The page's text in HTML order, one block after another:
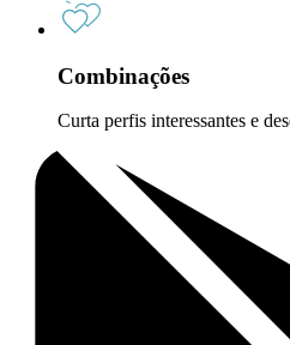
Combinações
Curta perfis interessantes e